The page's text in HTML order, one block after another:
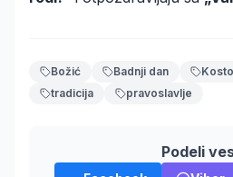
Božić Badnji dan
tradicija
pravoslavlje
Podeli